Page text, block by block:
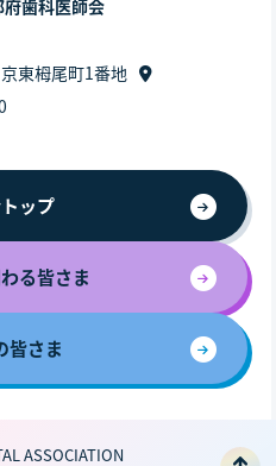
歯科医師会
東栂尾町1番地
ップ
る皆さま
皆さま
ASSOCIATION